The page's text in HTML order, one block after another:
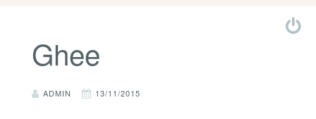
Ghee
ADMIN 13/11/2015